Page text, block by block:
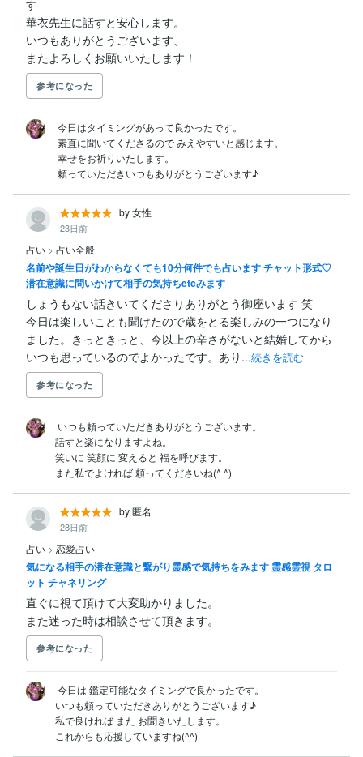
す
華衣先生に話すと安心します。
いつもありがとうございます、
またよろしくお願いいたします！
参考になった
頼っていただきいつもありがとうございます♪
by 女性
23日前
占い > 占い全般
名前や誕生日がわからなくても10分何件でも占います チャット形式♡
潜在意識に問いかけて相手の気持ちetcみます
しょうもない話きいてくださりありがとう御座います 笑
今日は楽しいことも聞けたので歳をとる楽しみの一つになり
ました。きっときっと、今以上の辛さがないと結婚してから
いつも思っているのでよかったです。あり...続きを読む
参考になった
話すと楽になりますよね。
笑いに 笑顔に 変えると 福を呼びます。
また私でよければ 頼ってくださいね(^ ^)
by 匿名
28日前
占い > 恋愛占い
気になる相手の潜在意識と繋がり霊感で気持ちをみます 霊感霊視 タロ
ット チャネリング
直ぐに視て頂けて大変助かりました。
また迷った時は相談させて頂きます。
参考になった
いつも頼っていただきありがとうございます♪
私で良ければ また お聞きいたします。
これからも応援していますね(^^)